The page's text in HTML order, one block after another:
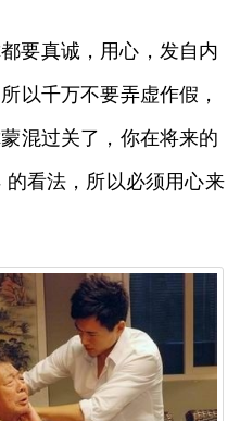
要真诚，用心，发自内
以千万不要弄虚作假，
混过关了，你在将来的
看法，所以必须用心来